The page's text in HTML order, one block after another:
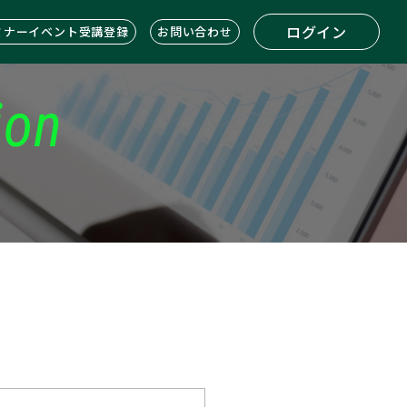
ナーイベント受講登録 お問い合わせ ログイン